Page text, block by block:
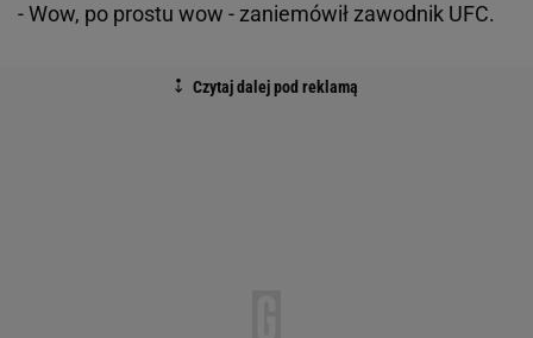
- Wow, po prostu wow - zaniemówił zawodnik UFC.